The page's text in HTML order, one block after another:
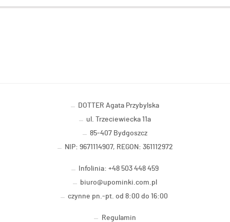
DOTTER Agata Przybylska
ul. Trzeciewiecka 11a
85-407 Bydgoszcz
NIP: 9671114907, REGON: 361112972
Infolinia: +48 503 448 459
biuro@upominki.com.pl
czynne pn.-pt. od 8:00 do 16:00
Regulamin